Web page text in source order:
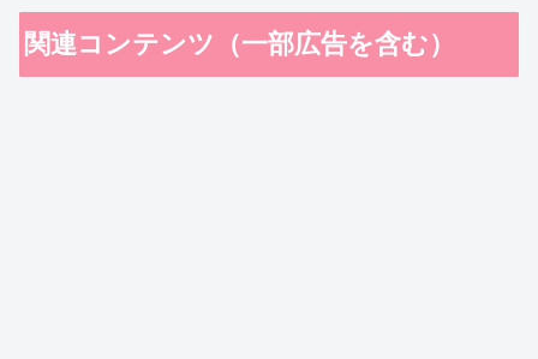
関連コンテンツ（一部広告を含む）